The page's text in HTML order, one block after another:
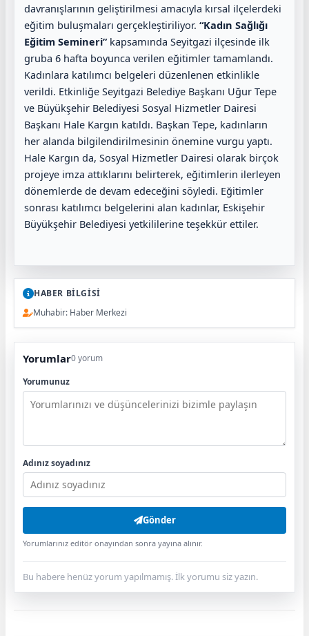
davranışlarının geliştirilmesi amacıyla kırsal ilçelerdeki
eğitim buluşmaları gerçekleştiriliyor. “Kadın Sağlığı
Eğitim Semineri” kapsamında Seyitgazi ilçesinde ilk
gruba 6 hafta boyunca verilen eğitimler tamamlandı.
Kadınlara katılımcı belgeleri düzenlenen etkinlikle
verildi. Etkinliğe Seyitgazi Belediye Başkanı Uğur Tepe
ve Büyükşehir Belediyesi Sosyal Hizmetler Dairesi
Başkanı Hale Kargın katıldı. Başkan Tepe, kadınların
her alanda bilgilendirilmesinin önemine vurgu yaptı.
Hale Kargın da, Sosyal Hizmetler Dairesi olarak birçok
projeye imza attıklarını belirterek, eğitimlerin ilerleyen
dönemlerde de devam edeceğini söyledi. Eğitimler
sonrası katılımcı belgelerini alan kadınlar, Eskişehir
Büyükşehir Belediyesi yetkililerine teşekkür ettiler.
HABER BİLGİSİ
Muhabir: Haber Merkezi
Yorumlar0 yorum
Yorumunuz
Adınız soyadınız
Gönder
Yorumlarınız editör onayından sonra yayına alınır.
Bu habere henüz yorum yapılmamış. İlk yorumu siz yazın.